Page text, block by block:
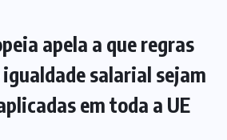
apela a que regras
salarial sejam
em toda a UE